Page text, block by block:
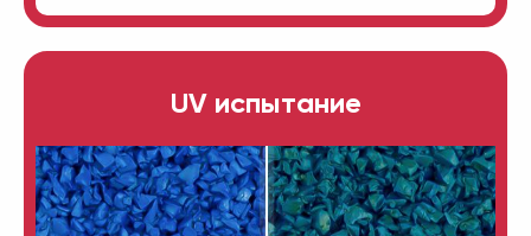
UV испытание